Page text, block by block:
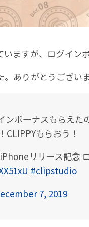
ますが、ログイン
ありがとうござい
ンボーナスもらえた
もらおう！
リリース記念
#clipstudio
7, 2019